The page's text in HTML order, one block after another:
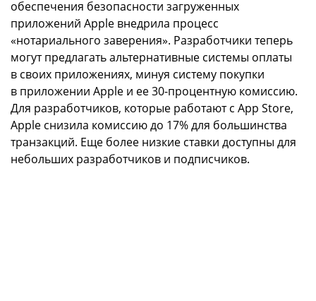
обеспечения безопасности загруженных
приложений Apple внедрила процесс
«нотариального заверения». Разработчики теперь
могут предлагать альтернативные системы оплаты
в своих приложениях, минуя систему покупки
в приложении Apple и ее 30-процентную комиссию.
Для разработчиков, которые работают с App Store,
Apple снизила комиссию до 17% для большинства
транзакций. Еще более низкие ставки доступны для
небольших разработчиков и подписчиков.